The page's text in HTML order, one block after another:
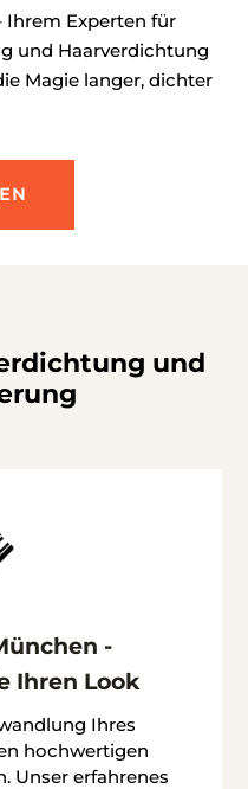
Ihrem Experten für
und Haarverdichtung
Magie langer, dichter
und
-
Ihren Look
Ihres
hochwertigen
Unser erfahrenes